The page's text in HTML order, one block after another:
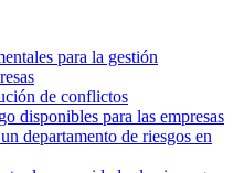
para la gestión
de conflictos
disponibles para las empresas
departamento de riesgos en